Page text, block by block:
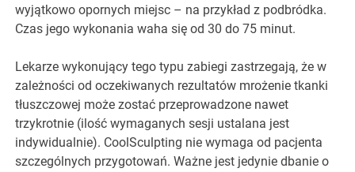
wyjątkowo opornych miejsc – na przykład z podbródka.
Czas jego wykonania waha się od 30 do 75 minut.
Lekarze wykonujący tego typu zabiegi zastrzegają, że w
zależności od oczekiwanych rezultatów mrożenie tkanki
tłuszczowej może zostać przeprowadzone nawet
trzykrotnie (ilość wymaganych sesji ustalana jest
indywidualnie). CoolSculpting nie wymaga od pacjenta
szczególnych przygotowań. Ważne jest jedynie dbanie o